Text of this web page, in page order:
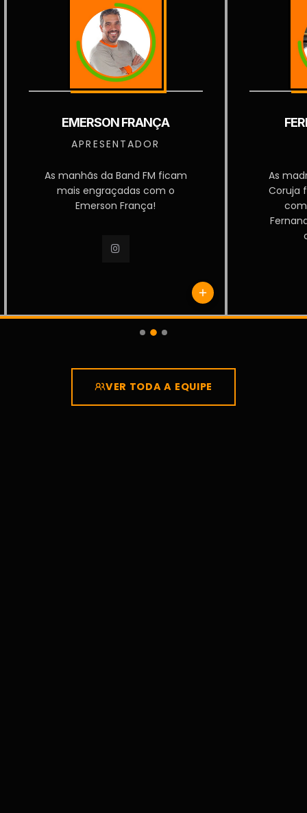
EMERSON FRANÇA
APRESENTADOR
As manhãs da Band FM ficam
mais engraçadas com o
Emerson França!
As
Coruja
VER TODA A EQUIPE